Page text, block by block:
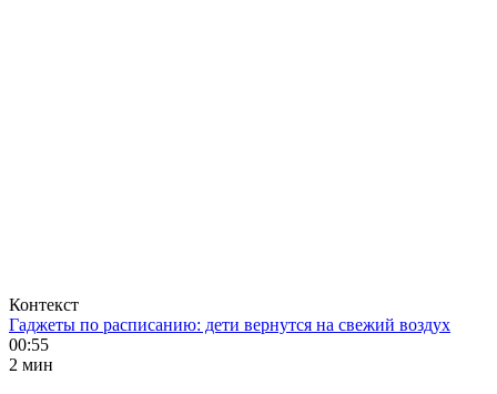
Контекст
Гаджеты по расписанию: дети вернутся на свежий воздух
00:55
2 мин